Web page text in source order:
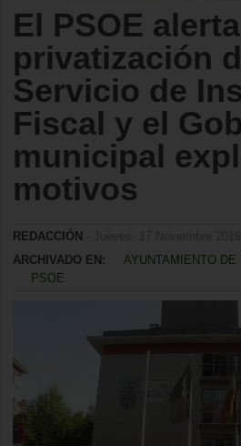
El PSOE
privatización
Servicio de
Fiscal y el
municipal
motivos
REDACCIÓN
ARCHIVADO EN:
AYUNTAMIENTO
PSOE